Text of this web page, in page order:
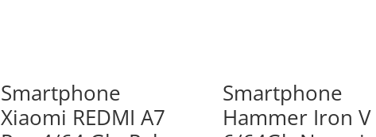
Smartphone
Xiaomi REDMI A7
Smartphone
Hammer Iron V